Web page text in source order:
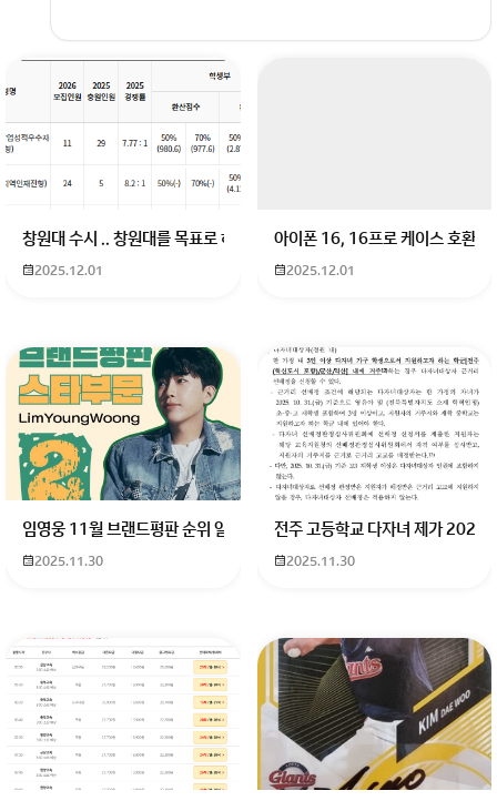
회원가입 혹은 광고 [X]를 누르면 내용이 보입니다
창원대 수시 .. 창원대를 목표로 하고 있는 09년생입니다 지금 제 내신이 5
2025.12.01
아이폰 16, 16프로 케이스 호환
2025.12.01
임영웅 11월 브랜드평판 순위 알고싶어요 임영웅 11월 브랜드평판에서
2025.11.30
전주 고등학교 다자녀 제가 2027
2025.11.30